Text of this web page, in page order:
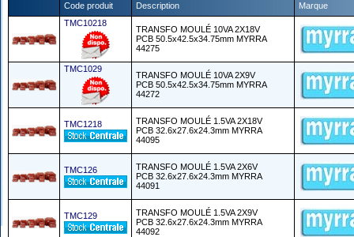
Code produit Description
Marque
TMC10218
TRANSFO MOULÉ 10VA 2X18V
PCB 50.5x42.5x34.75mm MYRRA
44275
TMC1029
TRANSFO MOULÉ 10VA 2X9V
PCB 50.5x42.5x34.75mm MYRRA
44272
TMC1218
TRANSFO MOULÉ 1.5VA 2X18V
PCB 32.6x27.6x24.3mm MYRRA
44095
TMC126
TRANSFO MOULÉ 1.5VA 2X6V
PCB 32.6x27.6x24.3mm MYRRA
44091
TMC129
TRANSFO MOULÉ 1.5VA 2X9V
PCB 32.6x27.6x24.3mm MYRRA
44092